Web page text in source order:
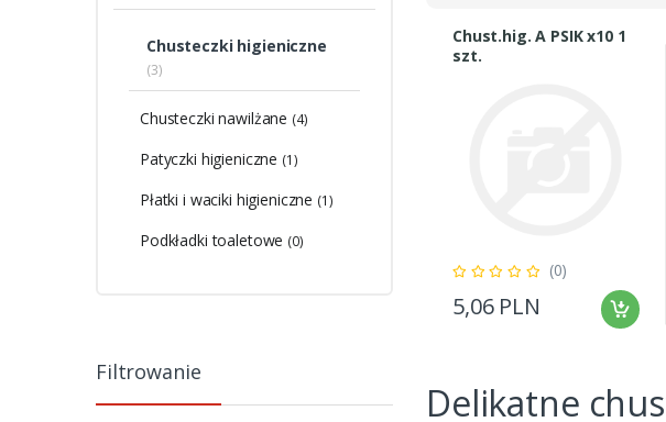
Chusteczki higieniczne
(3)
Chusteczki nawilżane (4)
Patyczki higieniczne (1)
Płatki i waciki higieniczne (1)
Podkładki toaletowe (0)
Filtrowanie
Chust.hig. A PSIK x10 1
szt.
(0)
5,06 PLN
Delikatne